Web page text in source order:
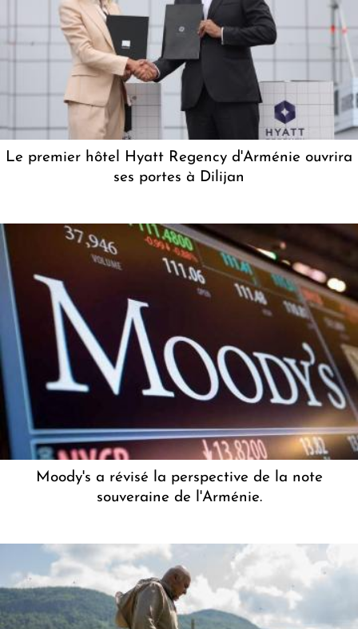
Le premier hôtel Hyatt Regency d'Arménie ouvrira
ses portes à Dilijan
Moody's a révisé la perspective de la note
souveraine de l'Arménie.